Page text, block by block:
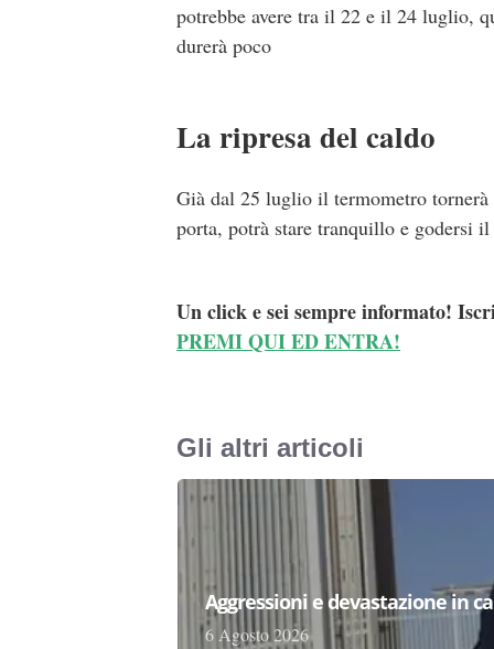
potrebbe avere tra il 22 e il 24 luglio,
durerà poco
La ripresa del caldo
Già dal 25 luglio il termometro
porta, potrà stare tranquillo e godersi
Un click e sei sempre informato!
PREMI QUI ED ENTRA!
Gli altri articoli
Aggressioni e devastazione in
6 Agosto 2026